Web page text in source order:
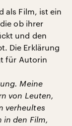
als Film, ist ein
ob ihrer
und den
Die Erklärung
für Autorin
Meine
von Leuten,
verheultes
in den Film,